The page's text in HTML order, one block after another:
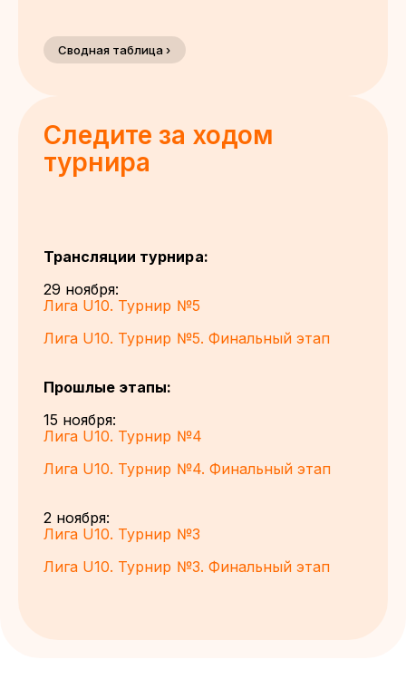
Сводная таблица ›
Следите за ходом
турнира
Трансляции турнира:
29 ноября:
Лига U10. Турнир №5
Лига U10. Турнир №5. Финальный этап
Прошлые этапы:
15 ноября:
Лига U10. Турнир №4
Лига U10. Турнир №4. Финальный этап
2 ноября:
Лига U10. Турнир №3
Лига U10. Турнир №3. Финальный этап